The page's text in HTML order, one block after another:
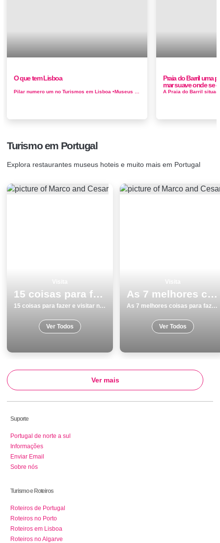
O que tem Lisboa
Praia do Barril uma
mar suave onde se
Turismo em Portugal
Explora restaurantes museus hoteis e muito mais em Portugal
15 coisas para fazer e visitar na Guarda no inverno
15 coisas para fazer e visitar na Guarda no inverno
Ver Todos
As 7 melhores coisas para fazer e visitar em Vila Nova de Gaia
As 7 melhores coisas para fazer e visitar em Vila Nova de Gaia
Ver Todos
Ver mais
Suporte
Portugal de norte a sul
Informações
Enviar Email
Sobre nós
Turismo e Roteiros
Roteiros de Portugal
Roteiros no Porto
Roteiros em Lisboa
Roteiros no Algarve